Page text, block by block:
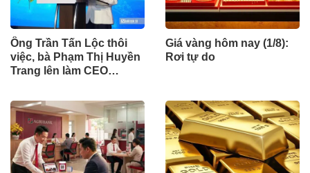
Ông Trần Tấn Lộc thôi
việc, bà Phạm Thị Huyền
Trang lên làm CEO
Giá vàng hôm nay (1/8):
Rơi tự do